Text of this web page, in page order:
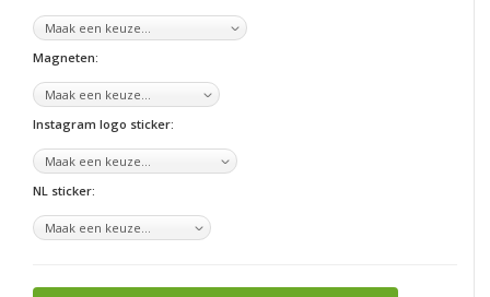
Magneten:
Instagram logo sticker:
NL sticker: